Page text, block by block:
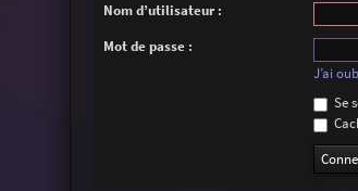
Nom d’utilisateur :
Mot de passe :
J’ai
Se